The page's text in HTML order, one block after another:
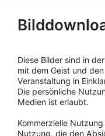
Diese Bilder sind in
mit dem Geist und
Veranstaltung in
Die persönliche
Medien ist erlaubt.
Kommerzielle
Nutzung, die den